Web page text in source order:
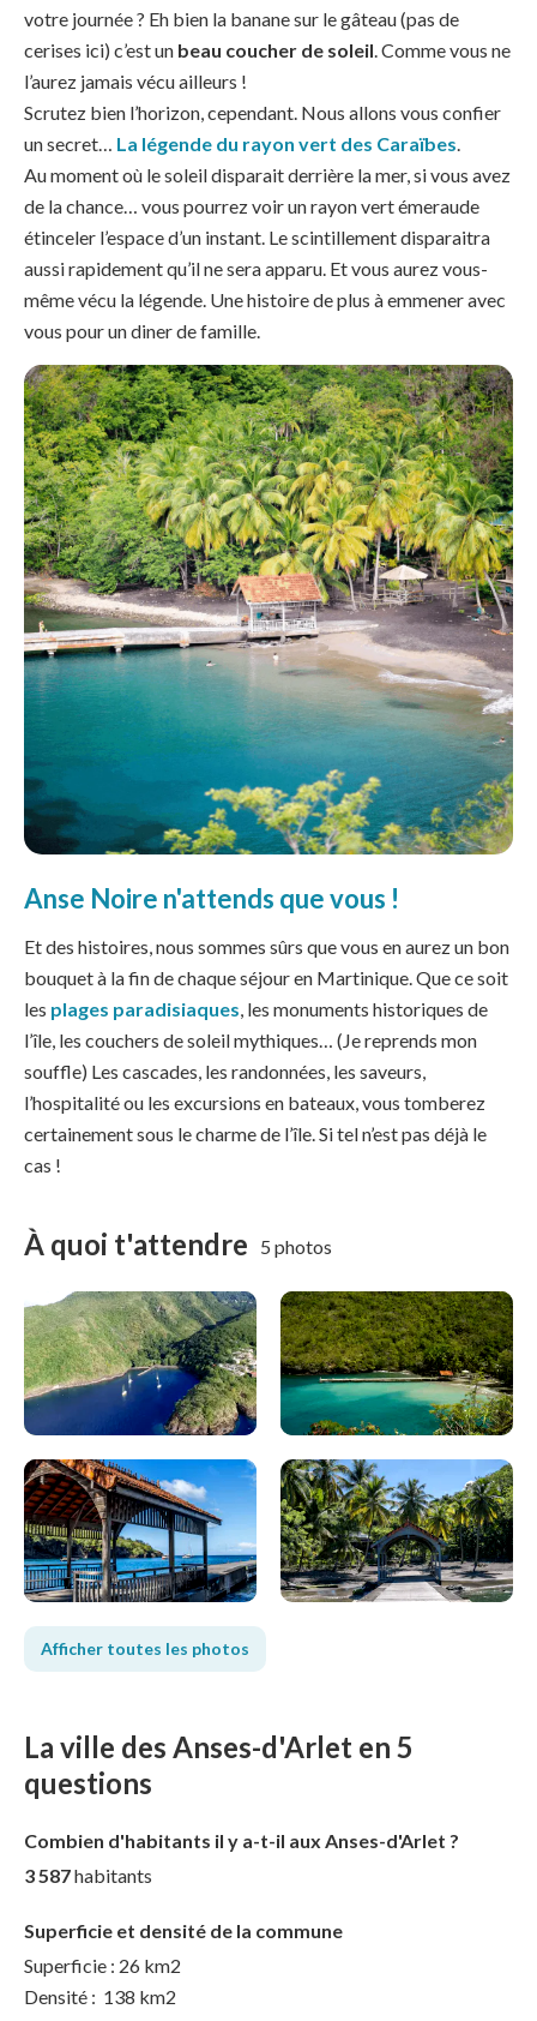
votre journée ? Eh bien la banane sur le gâteau (pas de
cerises ici) c’est un beau coucher de soleil. Comme vous ne
l’aurez jamais vécu ailleurs !
Scrutez bien l’horizon, cependant. Nous allons vous confier
un secret… La légende du rayon vert des Caraïbes.
Au moment où le soleil disparait derrière la mer, si vous avez
de la chance… vous pourrez voir un rayon vert émeraude
étinceler l’espace d’un instant. Le scintillement disparaitra
aussi rapidement qu’il ne sera apparu. Et vous aurez vous-
même vécu la légende. Une histoire de plus à emmener avec
vous pour un diner de famille.
Anse Noire n'attends que vous !
Et des histoires, nous sommes sûrs que vous en aurez un bon
bouquet à la fin de chaque séjour en Martinique. Que ce soit
les plages paradisiaques, les monuments historiques de
l’île, les couchers de soleil mythiques… (Je reprends mon
souffle) Les cascades, les randonnées, les saveurs,
l’hospitalité ou les excursions en bateaux, vous tomberez
certainement sous le charme de l’île. Si tel n’est pas déjà le
cas !
À quoi t'attendre 5 photos
Afficher toutes les photos
La ville des Anses-d'Arlet en 5
questions
Combien d'habitants il y a-t-il aux Anses-d'Arlet ?
3 587habitants
Superficie et densité de la commune
Superficie : 26 km2
Densité : 138 km2